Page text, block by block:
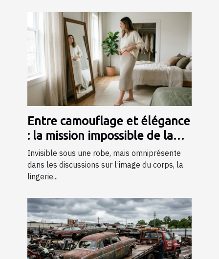
Entre camouflage et élégance
: la mission impossible de la
lingerie gainante ?
Invisible sous une robe, mais omniprésente
dans les discussions sur l’image du corps, la
lingerie...